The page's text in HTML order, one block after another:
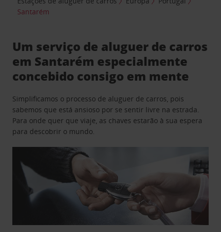
Santarém
Um serviço de aluguer de carros
em Santarém especialmente
concebido consigo em mente
Simplificamos o processo de aluguer de carros, pois
sabemos que está ansioso por se sentir livre na estrada.
Para onde quer que viaje, as chaves estarão à sua espera
para descobrir o mundo.